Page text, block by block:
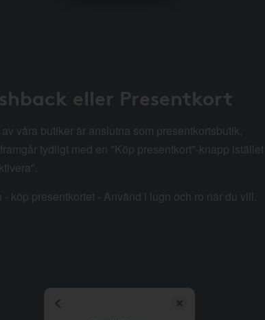
eller Presentkort
våra butiker är anslutna som presentkortsbutik,
tydligt med en "Köp presentkort"-knapp istället
- köp presentkortet - Använd i lugn och ro när du vill.